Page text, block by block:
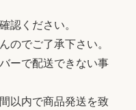
認ください。
のでご了承下さい。
ーで配送できない事
以内で商品発送を致